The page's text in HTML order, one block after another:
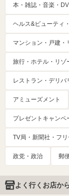
本・雑誌・音楽・
ヘルス&ビューティ
マンション・戸建
旅行・ホテル・リゾ
レストラン・デリバ
アミューズメント
プレゼントキャンペ
TV局・新聞社・フ
政党・政治 郵
よく行くお店か